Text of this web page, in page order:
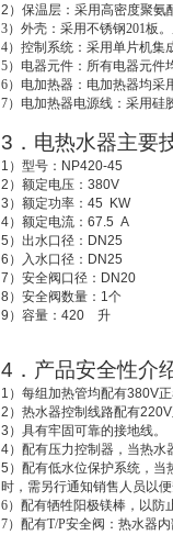
2 ） 保温层：采用高密度聚氨
3）外壳：采用不锈钢201板
4）控制系统：采用单片机集
5）电器元件：所有电器元件
6）电加热器：电加热器均采
7）电加热器电源线：采用硅
3 ．电热水器主要
1 ）型号： NP420-45
2 ）额定电压： 380V
3 ）额定功率： 45 KW
4）额定电流： 67.5 A
5 ）出水口径： DN25
6 ）入水口径： DN25
7 ）安全阀口径： DN20
8）安全阀数量： 1个
9 ）容量： 420 升
4 ．产品安全性介
1 ）每组加热管均配有380V
2 ）热水器控制线路配有220V
3 ）具有牢固可靠的接地线。
4）配有压力控制器，当热水
5 ）配有低水位保护系统， 当
时，需另行通知销售人员以
6）配有牺牲阳极镁棒，以防
7）配有T/P安全阀：热水器